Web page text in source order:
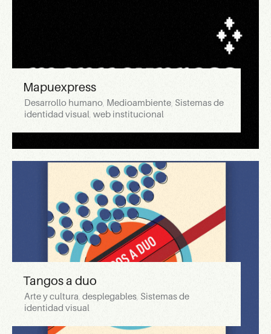
Mapuexpress
Desarrollo humano, Medioambiente, Sistemas de
identidad visual, web institucional
Tangos a duo
Arte y cultura, desplegables, Sistemas de
identidad visual